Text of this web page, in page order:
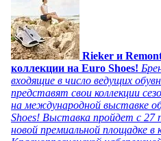
Rieker и
коллекции на Euro Shoes!
входящие в число ведущих
представят свои коллекции
на международной выставке
Shoes! Выставка пройдет c 27
новой премиальной площадке